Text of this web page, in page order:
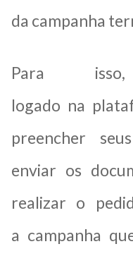
da campanha
Para
logado na
preencher
enviar os
realizar o
a campanha